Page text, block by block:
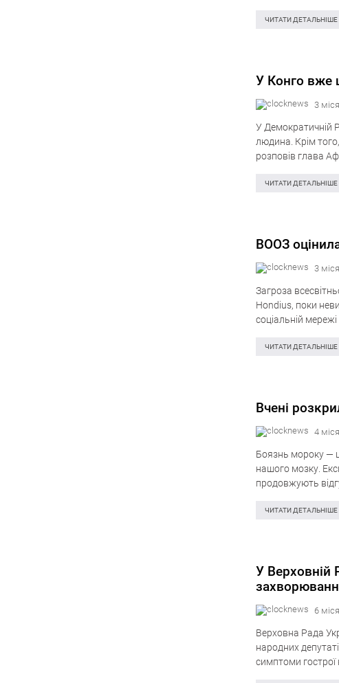
ЧИТАТИ ДЕТАЛЬНІШЕ
У Конго вже
3
У Демократичній
людина. Крім
розповів глава
ЧИТАТИ ДЕТАЛЬНІШЕ
ВООЗ
3
Загроза
Hondius, поки
соціальній
ЧИТАТИ ДЕТАЛЬНІШЕ
Вчені
4
Боязнь мороку —
нашого мозку.
продовжують
ЧИТАТИ ДЕТАЛЬНІШЕ
У Верховній
6
Верховна Рада
народних
симптоми гострої